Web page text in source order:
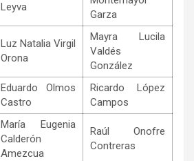
Leyva
Garza
Luz Natalia Virgil
Orona
Mayra Lucila
Valdés
González
Eduardo Olmos
Castro
Ricardo López
Campos
María Eugenia
Calderón
Amezcua
Raúl Onofre
Contreras